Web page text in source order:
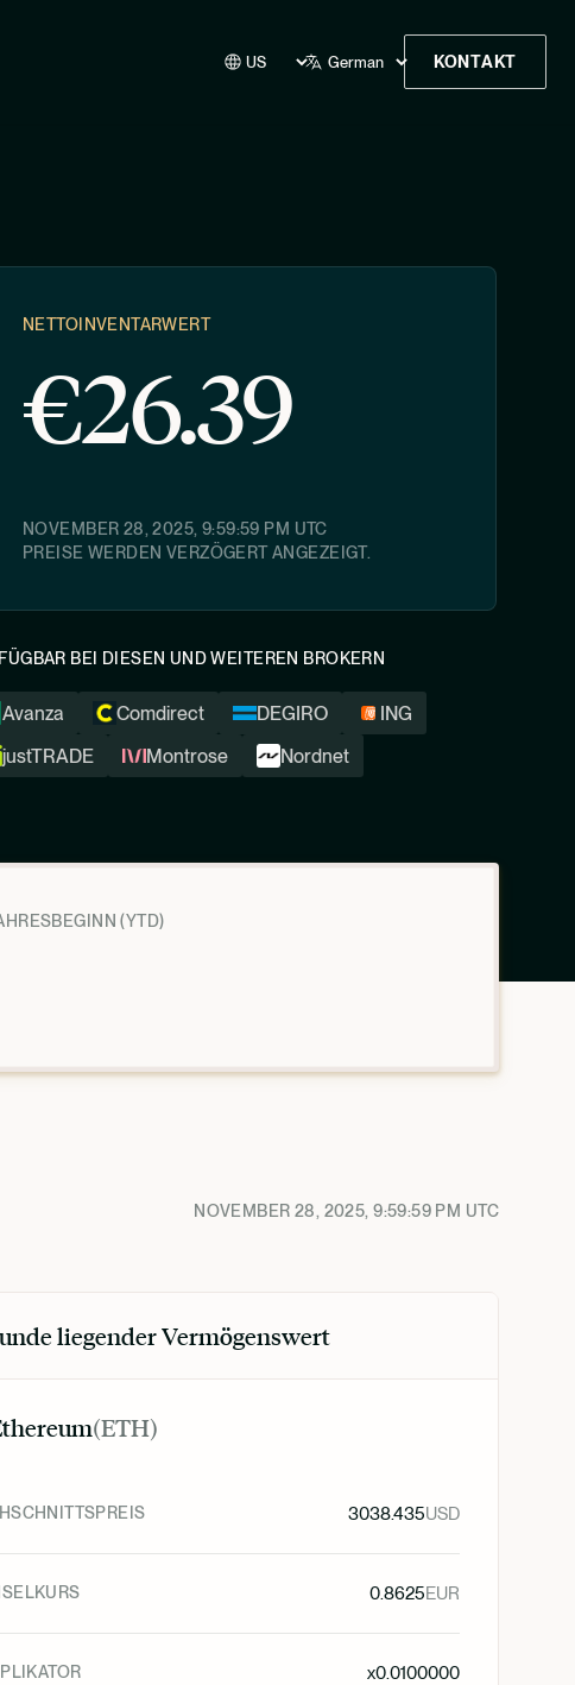
KONTAKT
NETTOINVENTARWERT
€26.39
NOVEMBER 28, 2025, 9:59:59 PM UTC
PREISE WERDEN VERZÖGERT ANGEZEIGT.
BEI DIESEN UND WEITEREN BROKERN
Avanza Comdirect DEGIRO
ING
justTRADE
Montrose Nordnet
(YTD)
NOVEMBER 28, 2025, 9:59:59 PM UTC
liegender Vermögenswert
(ETH)
3038.435USD
0.8625EUR
x0.0100000